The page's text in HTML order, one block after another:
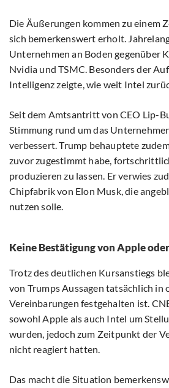
Die Äußerungen kommen zu einem
sich bemerkenswert erholt.
Unternehmen an Boden gegenüber
Nvidia und TSMC. Besonders der
Intelligenz zeigte, wie weit Intel
Seit dem Amtsantritt von CEO Lip-
Stimmung rund um das
verbessert. Trump behauptete
zuvor zugestimmt habe,
produzieren zu lassen. Er verwies
Chipfabrik von Elon Musk, die
nutzen solle.
Keine Bestätigung von Apple
Trotz des deutlichen Kursanstiegs
von Trumps Aussagen tatsächlich in
Vereinbarungen festgehalten ist.
sowohl Apple als auch Intel um
wurden, jedoch zum Zeitpunkt der
nicht reagiert hatten.
Das macht die Situation